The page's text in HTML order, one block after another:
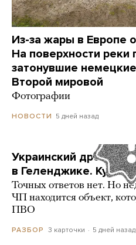
Из-за жары в Европе
На поверхности реки
затонувшие
Второй мировой
Фотографии
НОВОСТИ 5 дней назад
Украинский дрон
в Геленджике. Куда
Точных ответов нет. Но
ЧП находится объект,
ПВО
РАЗБОР 3 карточки 5 дней назад